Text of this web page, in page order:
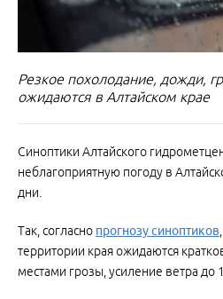
Резкое похолодание, дожди,
ожидаются в Алтайском крае
Синоптики Алтайского
неблагоприятную погоду в
дни.
Так, согласно прогнозу синоптиков
территории края ожидаются
местами грозы, усиление ветра